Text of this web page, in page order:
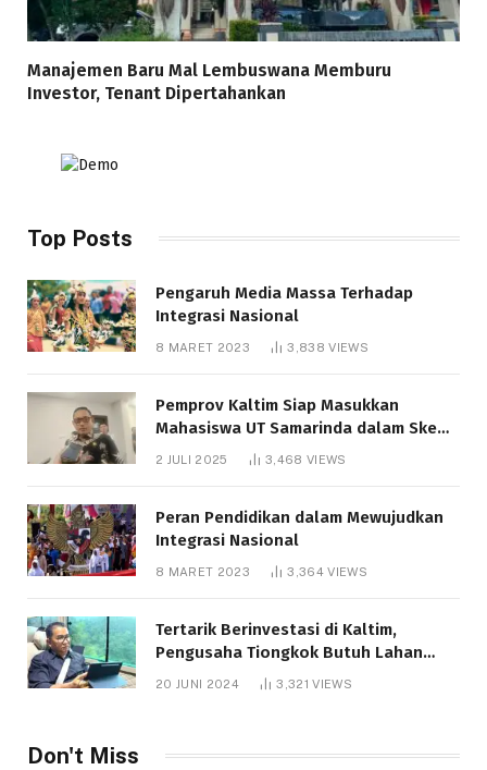
Manajemen Baru Mal Lembuswana Memburu
Investor, Tenant Dipertahankan
Top Posts
Pengaruh Media Massa Terhadap
Integrasi Nasional
8 MARET 2023 3,838VIEWS
Pemprov Kaltim Siap Masukkan
Mahasiswa UT Samarinda dalam Skema
Bantuan Pendidikan Gratispol
2 JULI 2025 3,468 VIEWS
Peran Pendidikan dalam Mewujudkan
Integrasi Nasional
8 MARET 2023 3,364VIEWS
Tertarik Berinvestasi di Kaltim,
Pengusaha Tiongkok Butuh Lahan
1.000 Hektare
20 JUNI 2024 3,321VIEWS
Don't Miss